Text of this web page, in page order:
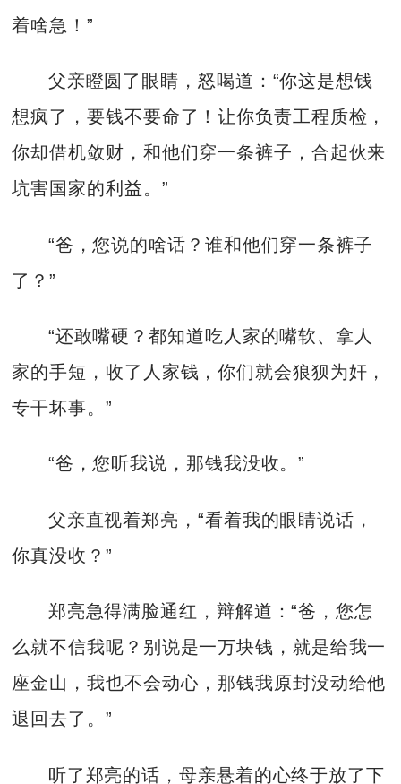
着啥急！”
父亲瞪圆了眼睛，怒喝道：“你这是想钱
想疯了，要钱不要命了！让你负责工程质检，
你却借机敛财，和他们穿一条裤子，合起伙来
坑害国家的利益。”
“爸，您说的啥话？谁和他们穿一条裤子
了？”
“还敢嘴硬？都知道吃人家的嘴软、拿人
家的手短，收了人家钱，你们就会狼狈为奸，
专干坏事。”
“爸，您听我说，那钱我没收。”
父亲直视着郑亮，“看着我的眼睛说话，
你真没收？”
郑亮急得满脸通红，辩解道：“爸，您怎
么就不信我呢？别说是一万块钱，就是给我一
座金山，我也不会动心，那钱我原封没动给他
退回去了。”
听了郑亮的话，母亲悬着的心终于放了下